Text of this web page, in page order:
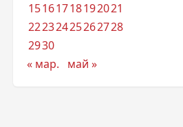
15161718192021
22232425262728
2930
« мар.
май »